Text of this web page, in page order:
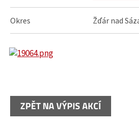
Okres Žďár nad
ZPĚT NA VÝPIS AKCÍ